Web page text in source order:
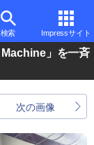
検索 Impressサイト
」を一斉
次の画像